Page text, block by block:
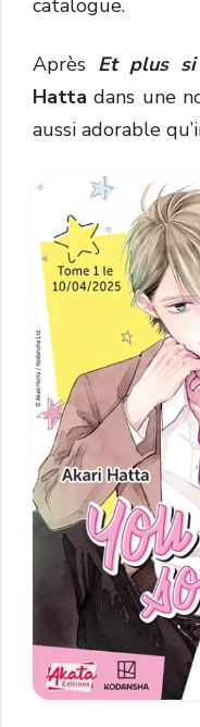
catalogue.
Après Et plus
Hatta dans une
aussi adorable